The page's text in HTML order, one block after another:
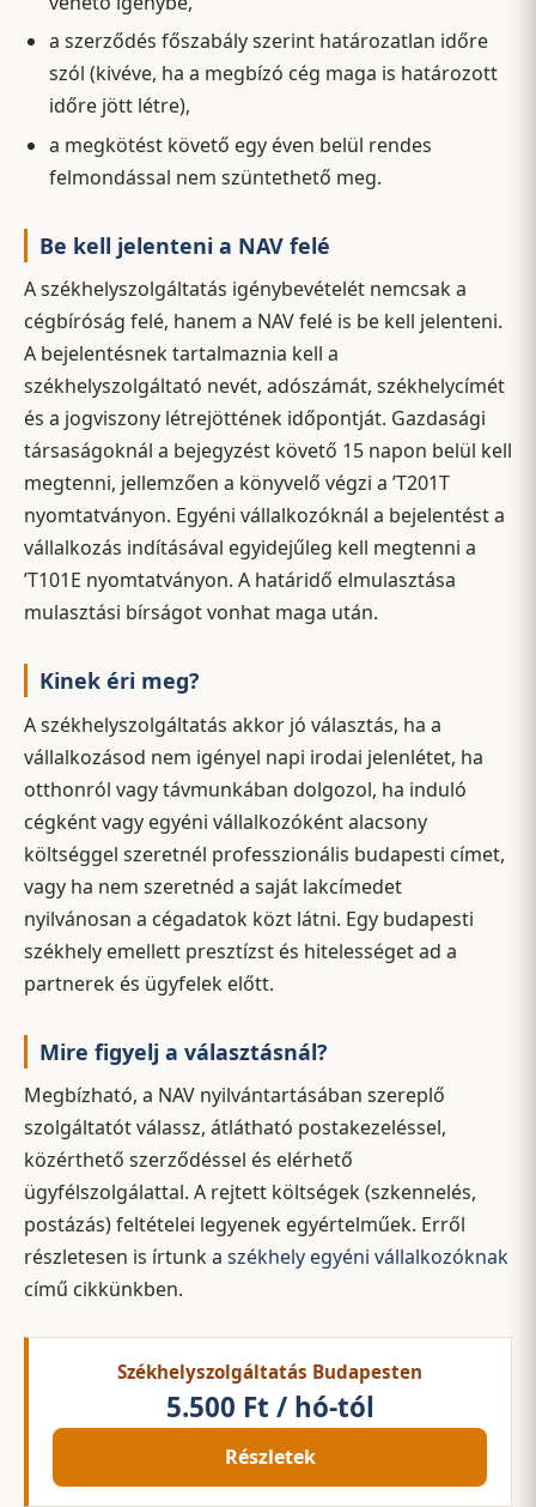
a szerződés főszabály szerint határozatlan időre
szól (kivéve, ha a megbízó cég maga is határozott
időre jött létre),
a megkötést követő egy éven belül rendes
felmondással nem szüntethető meg.
Be kell jelenteni a NAV felé
A székhelyszolgáltatás igénybevételét nemcsak a
cégbíróság felé, hanem a NAV felé is be kell jelenteni.
A bejelentésnek tartalmaznia kell a
székhelyszolgáltató nevét, adószámát, székhelycímét
és a jogviszony létrejöttének időpontját. Gazdasági
társaságoknál a bejegyzést követő 15 napon belül kell
megtenni, jellemzően a könyvelő végzi a ’T201T
nyomtatványon. Egyéni vállalkozóknál a bejelentést a
vállalkozás indításával egyidejűleg kell megtenni a
’T101E nyomtatványon. A határidő elmulasztása
mulasztási bírságot vonhat maga után.
Kinek éri meg?
A székhelyszolgáltatás akkor jó választás, ha a
vállalkozásod nem igényel napi irodai jelenlétet, ha
otthonról vagy távmunkában dolgozol, ha induló
cégként vagy egyéni vállalkozóként alacsony
költséggel szeretnél professzionális budapesti címet,
vagy ha nem szeretnéd a saját lakcímedet
nyilvánosan a cégadatok közt látni. Egy budapesti
székhely emellett presztízst és hitelességet ad a
partnerek és ügyfelek előtt.
Mire figyelj a választásnál?
Megbízható, a NAV nyilvántartásában szereplő
szolgáltatót válassz, átlátható postakezeléssel,
közérthető szerződéssel és elérhető
ügyfélszolgálattal. A rejtett költségek (szkennelés,
postázás) feltételei legyenek egyértelműek. Erről
részletesen is írtunk a székhely egyéni vállalkozóknak
című cikkünkben.
Székhelyszolgáltatás Budapesten
5.500 Ft / hó-tól
Részletek